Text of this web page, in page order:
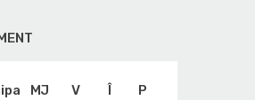
MJ V Î P